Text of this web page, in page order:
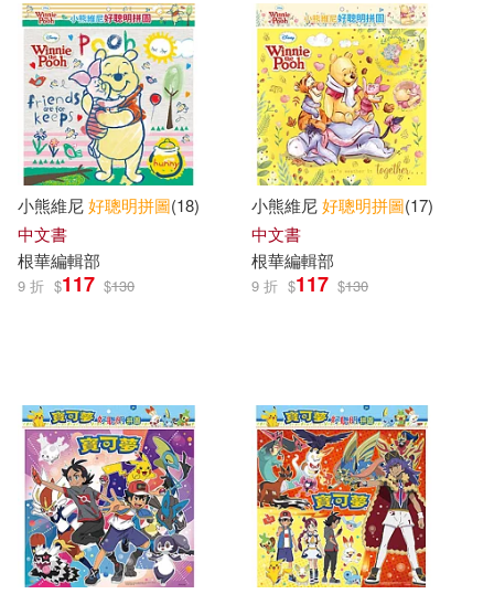
小熊維尼好聰明拼圖(18)
中文書
根華編輯部
9 折 $117 $130
小熊維尼好聰明拼圖(17)
中文書
根華編輯部
9 折 $117 $130